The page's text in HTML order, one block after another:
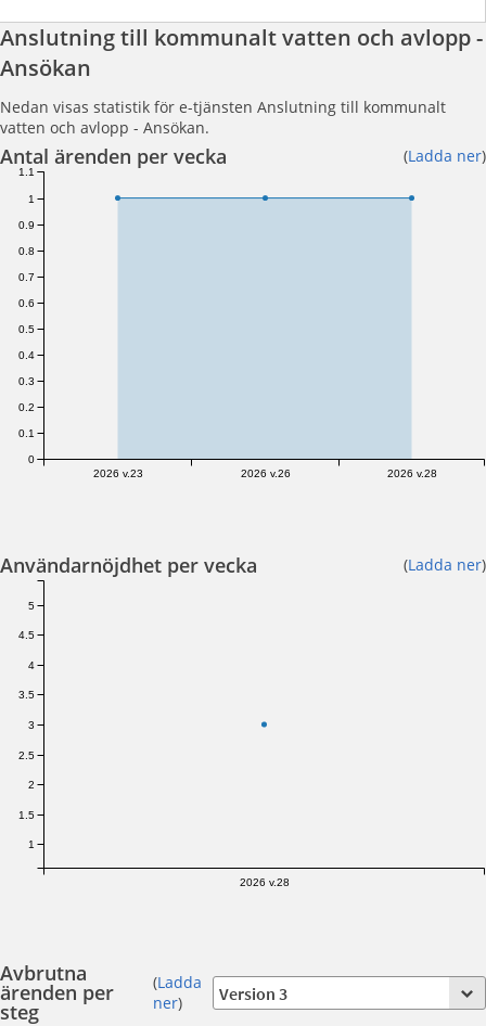
Anslutning till kommunalt vatten och avlopp -
Ansökan
Nedan visas statistik för e-tjänsten Anslutning till kommunalt
vatten och avlopp - Ansökan.
Antal ärenden per vecka (Ladda ner)
2026 v.23 2026 v.26 2026 v.28
0
0.1
0.2
0.3
0.4
0.5
0.6
0.7
0.8
0.9
1
1.1
Användarnöjdhet per vecka (Ladda ner)
2026 v.28
1
1.5
2
2.5
3
3.5
4
4.5
5
Avbrutna
ärenden per
steg
(Ladda
ner)